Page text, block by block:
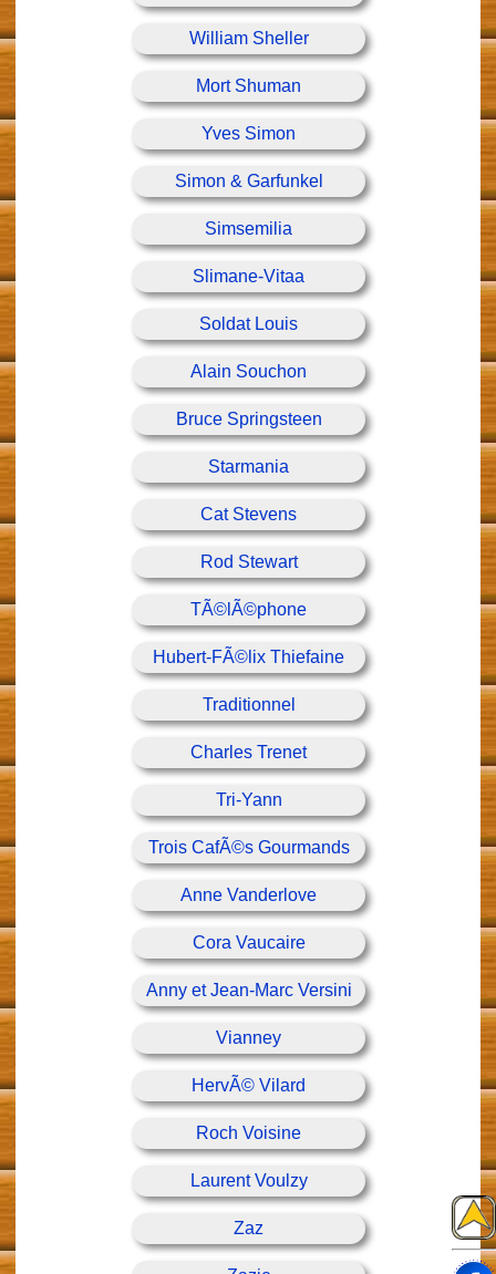
William Sheller
Mort Shuman
Yves Simon
Simon & Garfunkel
Simsemilia
Slimane-Vitaa
Soldat Louis
Alain Souchon
Bruce Springsteen
Starmania
Cat Stevens
Rod Stewart
TÃ©lÃ©phone
Hubert-FÃ©lix Thiefaine
Traditionnel
Charles Trenet
Tri-Yann
Trois CafÃ©s Gourmands
Anne Vanderlove
Cora Vaucaire
Anny et Jean-Marc Versini
Vianney
HervÃ© Vilard
Roch Voisine
Laurent Voulzy
Zaz